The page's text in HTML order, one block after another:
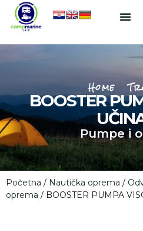
Home
BOOSTER
Pumpe i
Početna / Nautička oprema /
oprema / BOOSTER PUMPA